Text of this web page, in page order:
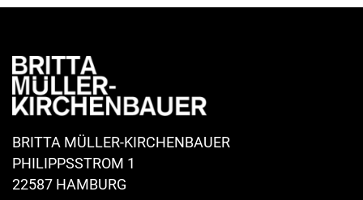
BRITTA MÜLLER-KIRCHENBAUER
PHILIPPSSTROM 1
22587 HAMBURG